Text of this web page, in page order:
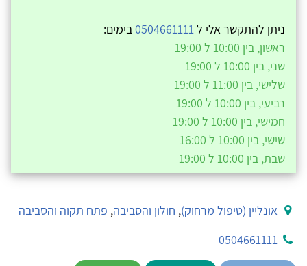
ניתן להתקשר אלי ל0504661111בימים:
ראשון, בין 10:00 ל 19:00
שני, בין 10:00 ל 19:00
שלישי, בין 11:00 ל 19:00
רביעי, בין 10:00 ל 19:00
חמישי, בין 10:00 ל 19:00
שישי, בין 10:00 ל 16:00
שבת, בין 10:00 ל 19:00
אונליין (טיפול מרחוק), חולון והסביבה, פתח תקוה והסביבה
0504661111